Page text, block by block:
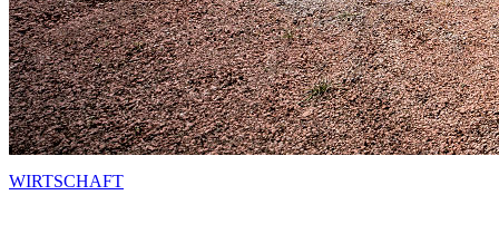
WIRTSCHAFT